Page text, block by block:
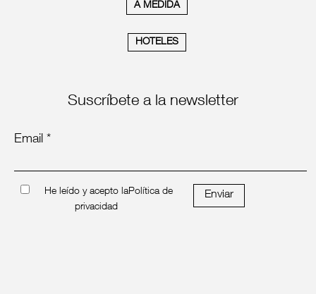
A MEDIDA
HOTELES
Suscríbete a la newsletter
Email *
He leído y acepto laPolítica de
privacidad
Enviar